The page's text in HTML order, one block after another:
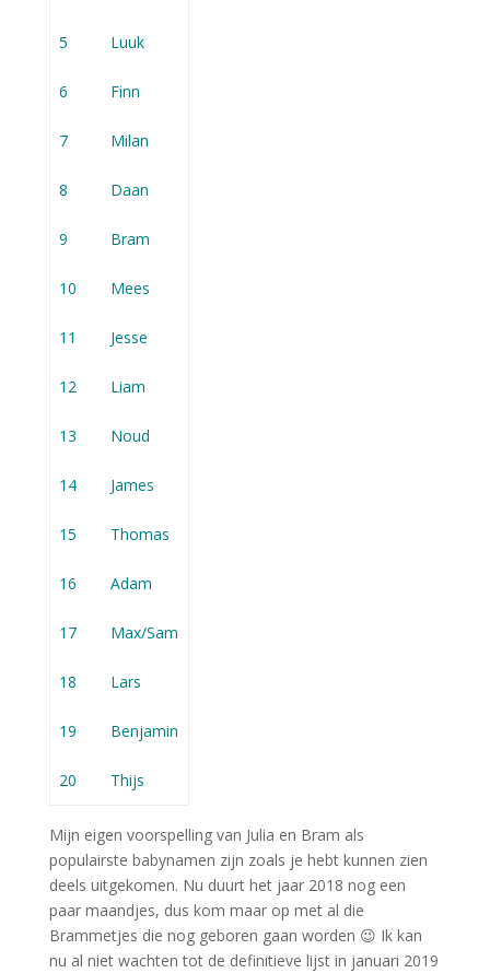
5 Luuk
6 Finn
7 Milan
8 Daan
9 Bram
10 Mees
11 Jesse
12 Liam
13 Noud
14 James
15 Thomas
16 Adam
17 Max/Sam
18 Lars
19 Benjamin
20 Thijs
Mijn eigen voorspelling van Julia en Bram als
populairste babynamen zijn zoals je hebt kunnen zien
deels uitgekomen. Nu duurt het jaar 2018 nog een
paar maandjes, dus kom maar op met al die
Brammetjes die nog geboren gaan worden 😉 Ik kan
nu al niet wachten tot de definitieve lijst in januari 2019